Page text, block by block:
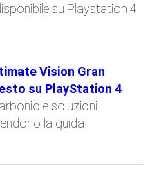
su Playstation 4
Vision Gran
su PlayStation 4
e soluzioni
la guida